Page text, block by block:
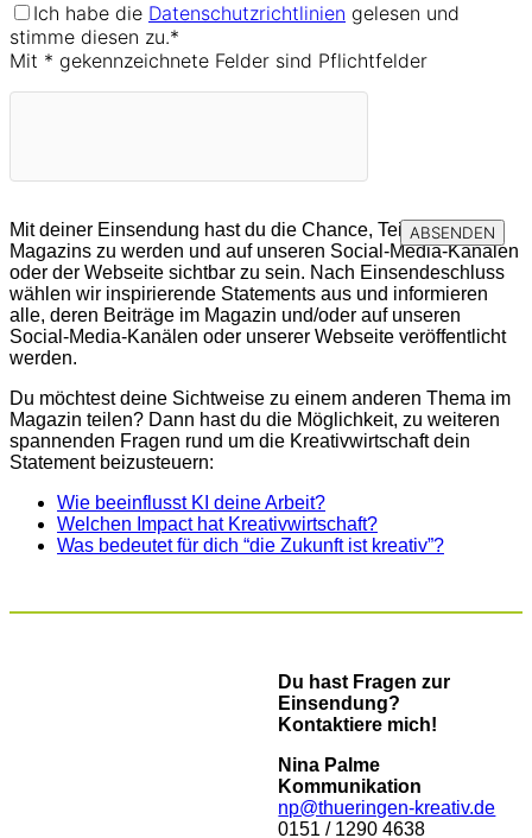
Ich habe die Datenschutzrichtlinien gelesen und
stimme diesen zu.*
Mit * gekennzeichnete Felder sind Pflichtfelder
Mit deiner Einsendung hast du die Chance, Teil des THAK
Magazins zu werden und auf unseren Social-Media-Kanälen
oder der Webseite sichtbar zu sein. Nach Einsendeschluss
wählen wir inspirierende Statements aus und informieren
alle, deren Beiträge im Magazin und/oder auf unseren
Social-Media-Kanälen oder unserer Webseite veröffentlicht
werden.
Du möchtest deine Sichtweise zu einem anderen Thema im
Magazin teilen? Dann hast du die Möglichkeit, zu weiteren
spannenden Fragen rund um die Kreativwirtschaft dein
Statement beizusteuern:
Wie beeinflusst KI deine Arbeit?
Welchen Impact hat Kreativwirtschaft?
Was bedeutet für dich “die Zukunft ist kreativ”?
Du hast Fragen zur
Einsendung?
Kontaktiere mich!
Nina Palme
Kommunikation
np@thueringen-kreativ.de
0151 / 1290 4638